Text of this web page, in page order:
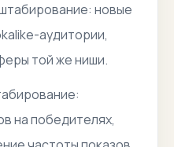
новые
аудитории,
той же ниши.
на победителях,